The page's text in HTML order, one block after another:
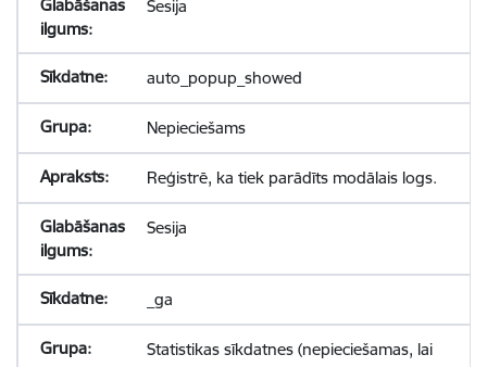
Sesija
auto_popup_showed
Nepieciešams
Reģistrē, ka tiek parādīts modālais logs.
Sesija
_ga
Statistikas sīkdatnes (nepieciešamas, lai